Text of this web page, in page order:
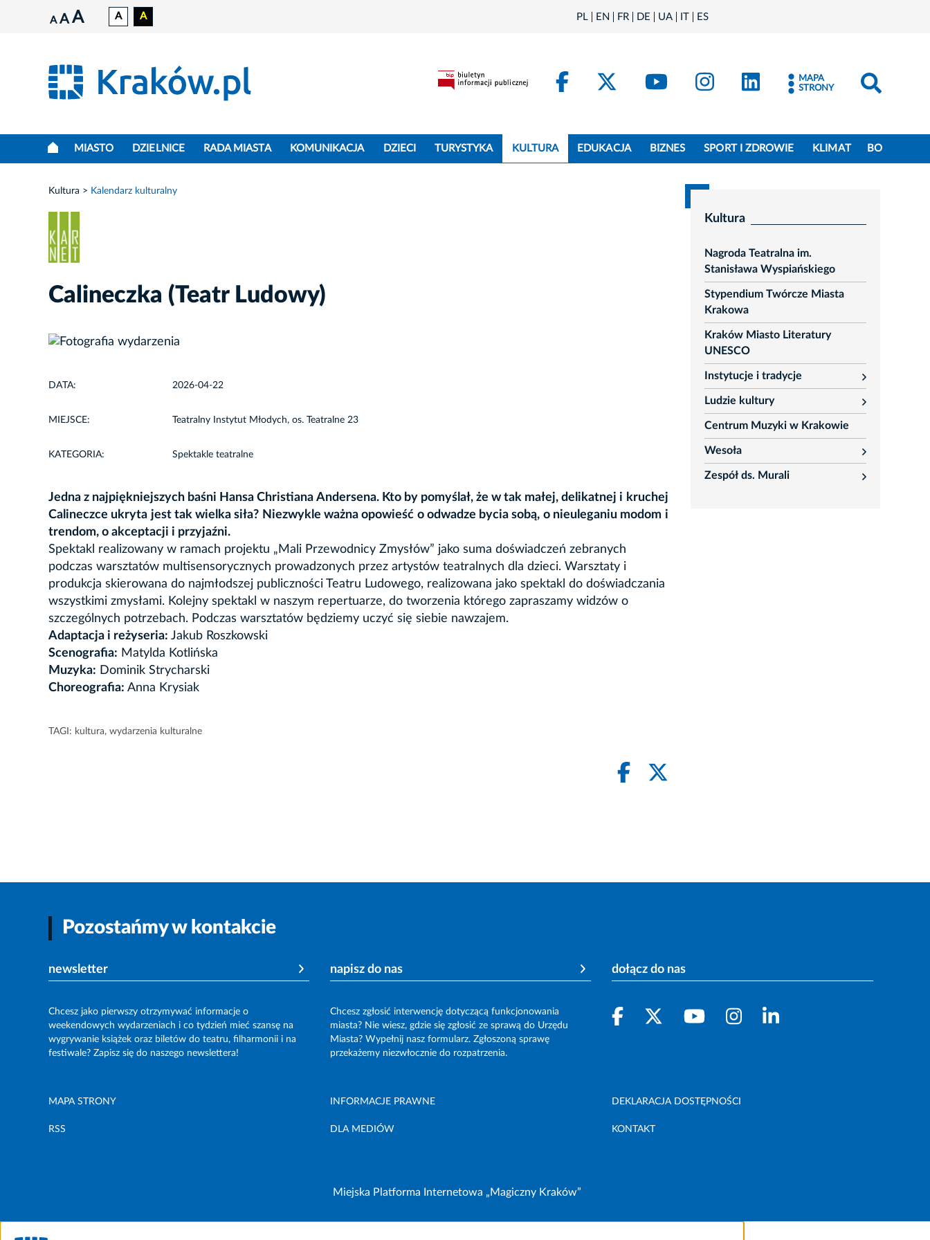
A A A A A PL EN FR DE UA IT ES
FacebookKraków - X
Kraków - YouTube
Kraków - Instagram
Kraków - LinkedIn
MAPA
STRONY
MIASTO DZIELNICE RADA MIASTA KOMUNIKACJA DZIECI TURYSTYKA KULTURA EDUKACJA BIZNES SPORT I ZDROWIE KLIMAT BO
Kultura Kalendarz kulturalny
Calineczka (Teatr Ludowy)
DATA: 2026-04-22
MIEJSCE: Teatralny Instytut Młodych, os. Teatralne 23
KATEGORIA: Spektakle teatralne
Jedna z najpiękniejszych baśni Hansa Christiana Andersena. Kto by pomyślał, że w tak małej, delikatnej i kruchej
Calineczce ukryta jest tak wielka siła? Niezwykle ważna opowieść o odwadze bycia sobą, o nieuleganiu modom i
trendom, o akceptacji i przyjaźni.
Spektakl realizowany w ramach projektu „Mali Przewodnicy Zmysłów” jako suma doświadczeń zebranych
podczas warsztatów multisensorycznych prowadzonych przez artystów teatralnych dla dzieci. Warsztaty i
produkcja skierowana do najmłodszej publiczności Teatru Ludowego, realizowana jako spektakl do doświadczania
wszystkimi zmysłami. Kolejny spektakl w naszym repertuarze, do tworzenia którego zapraszamy widzów o
szczególnych potrzebach. Podczas warsztatów będziemy uczyć się siebie nawzajem.
Adaptacja i reżyseria: Jakub Roszkowski
Scenografia: Matylda Kotlińska
Muzyka: Dominik Strycharski
Choreografia: Anna Krysiak
TAGI: kultura, wydarzenia kulturalne
Kultura
Nagroda Teatralna im.
Stanisława Wyspiańskiego
Stypendium Twórcze Miasta
Krakowa
Kraków Miasto Literatury
UNESCO
Instytucje i tradycje
rozwiń
Ludzie kultury
rozwiń
Centrum Muzyki w Krakowie
Wesoła
rozwiń
Zespół ds. Murali
rozwiń
Pozostańmy w kontakcie
newsletter
Chcesz jako pierwszy otrzymywać informacje o
weekendowych wydarzeniach i co tydzień mieć szansę na
wygrywanie książek oraz biletów do teatru, filharmonii i na
festiwale? Zapisz się do naszego newslettera!
napisz do nas
Chcesz zgłosić interwencję dotyczącą funkcjonowania
miasta? Nie wiesz, gdzie się zgłosić ze sprawą do Urzędu
Miasta? Wypełnij nasz formularz. Zgłoszoną sprawę
przekażemy niezwłocznie do rozpatrzenia.
dołącz do nas
MAPA STRONY INFORMACJE PRAWNE DEKLARACJA DOSTĘPNOŚCI
RSS DLA MEDIÓW KONTAKT
Miejska Platforma Internetowa „Magiczny Kraków”